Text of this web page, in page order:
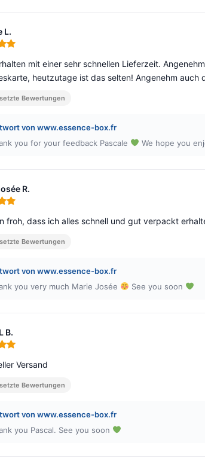
L.
5 von 5
mit einer sehr schnellen Lieferzeit.
heutzutage ist das selten! Angenehm auch
Bewertungen
von www.essence-box.fr
you for your feedback Pascale We hope you
R.
5 von 5
froh, dass ich alles schnell und gut verpackt
Bewertungen
von www.essence-box.fr
you very much Marie Josée See you soon
B.
5 von 5
Versand
Bewertungen
von www.essence-box.fr
you Pascal. See you soon